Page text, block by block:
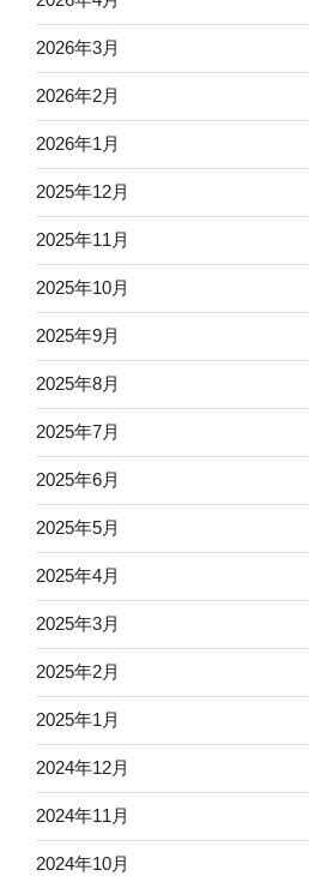
2026年3月
2026年2月
2026年1月
2025年12月
2025年11月
2025年10月
2025年9月
2025年8月
2025年7月
2025年6月
2025年5月
2025年4月
2025年3月
2025年2月
2025年1月
2024年12月
2024年11月
2024年10月